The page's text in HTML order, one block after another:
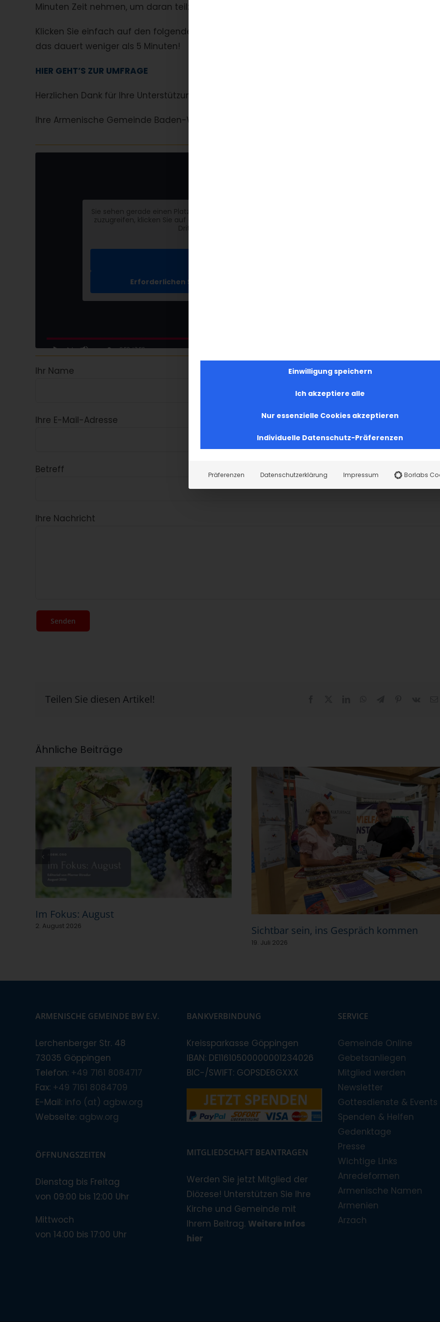
Minuten Zeit nehmen, um daran teilzunehmen.
Klicken Sie einfach auf den folgenden Link, füllen Sie die Umfrage aus und senden Sie sie ab –
das dauert weniger als 5 Minuten!
HIER GEHT’S ZUR UMFRAGE
Herzlichen Dank für Ihre Unterstützung!
Ihre Armenische Gemeinde Baden-Württemberg
Sie sehen gerade einen Platzhalterinhalt von
zuzugreifen, klicken Sie auf den Button unten. Bitte beachten Sie, dass dabei Daten an
Drittanbieter weitergegeben werden.
Erforderlichen Service akzeptieren und Inhalte entsperren
Ihr Name
Ihre E-Mail-Adresse
Betreff
Ihre Nachricht
Teilen Sie diesen Artikel!
Ähnliche Beiträge
Im Fokus: August
2. August 2026 Sichtbar sein, ins Gespräch kommen
19. Juli 2026
ARMENISCHE GEMEINDE BW E.V.
Lerchenberger Str. 48
73035 Göppingen
Telefon: +49 7161 8084717
Fax: +49 7161 8084709
E-Mail: info (at) agbw.org
Webseite: agbw.org
ÖFFNUNGSZEITEN
Dienstag bis Freitag
von 09:00 bis 12:00 Uhr
Mittwoch
von 14:00 bis 17:00 Uhr
BANKVERBINDUNG
Kreissparkasse Göppingen
IBAN: DE11610500000001234026
BIC-/SWIFT: GOPSDE6GXXX
MITGLIEDSCHAFT BEANTRAGEN
Werden Sie jetzt Mitglied der
Diözese! Unterstützen Sie Ihre
Kirche und Gemeinde mit
Ihrem Beitrag. Weitere Infos
hier
SERVICE
Gemeinde Online
Gebetsanliegen
Mitglied werden
Newsletter
Gottesdienste & Events
Spenden & Helfen
Gedenktage
Presse
Wichtige Links
Anredeformen
Armenische Namen
Armenien
Arzach
Einwilligung speichern
Ich akzeptiere alle
Nur essenzielle Cookies akzeptieren
Individuelle Datenschutz-Präferenzen
Präferenzen Datenschutzerklärung Impressum Borlabs